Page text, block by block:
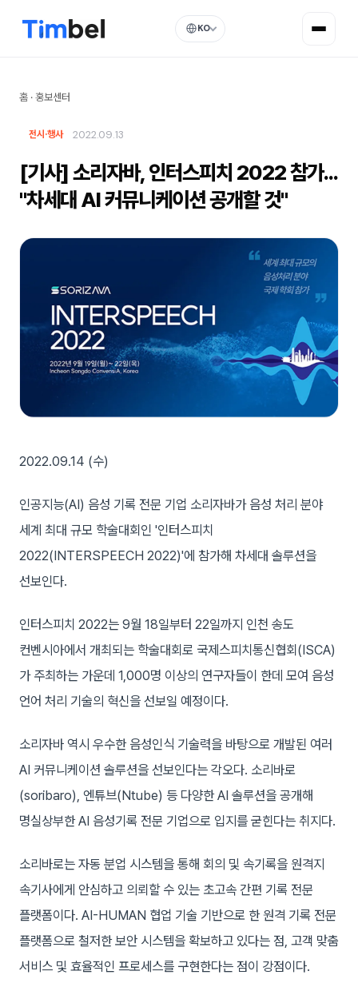
KO
홈 · 홍보센터
전시·행사 2022.09.13
[기사] 소리자바, 인터스피치 2022 참가...
"차세대 AI 커뮤니케이션 공개할 것"
2022.09.14 (수)
인공지능(AI) 음성 기록 전문 기업 소리자바가 음성 처리 분야
세계 최대 규모 학술대회인 '인터스피치
2022(INTERSPEECH 2022)'에 참가해 차세대 솔루션을
선보인다.
인터스피치 2022는 9월 18일부터 22일까지 인천 송도
컨벤시아에서 개최되는 학술대회로 국제스피치통신협회(ISCA)
가 주최하는 가운데 1,000명 이상의 연구자들이 한데 모여 음성
언어 처리 기술의 혁신을 선보일 예정이다.
소리자바 역시 우수한 음성인식 기술력을 바탕으로 개발된 여러
AI 커뮤니케이션 솔루션을 선보인다는 각오다. 소리바로
(soribaro), 엔튜브(Ntube) 등 다양한 AI 솔루션을 공개해
명실상부한 AI 음성기록 전문 기업으로 입지를 굳힌다는 취지다.
소리바로는 자동 분업 시스템을 통해 회의 및 속기록을 원격지
속기사에게 안심하고 의뢰할 수 있는 초고속 간편 기록 전문
플랫폼이다. AI-HUMAN 협업 기술 기반으로 한 원격 기록 전문
플랫폼으로 철저한 보안 시스템을 확보하고 있다는 점, 고객 맞춤
서비스 및 효율적인 프로세스를 구현한다는 점이 강점이다.